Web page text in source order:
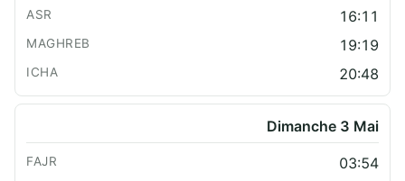
16:11
19:19
20:48
Dimanche 3 Mai
03:54